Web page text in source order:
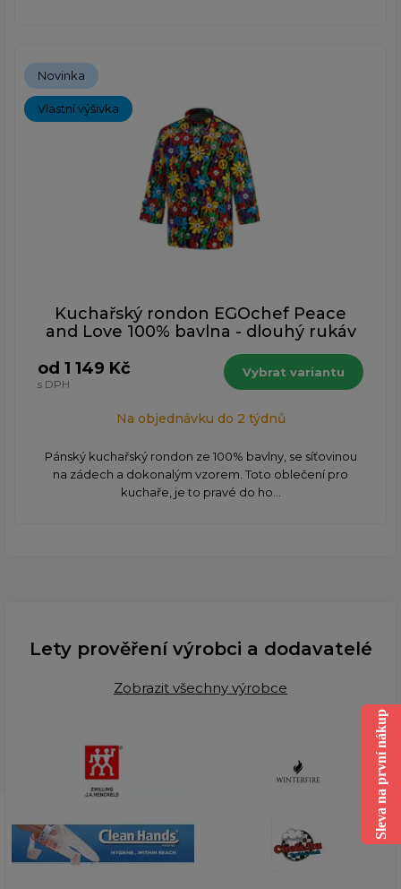
Novinka
Vlastní výšivka
Kuchařský rondon EGOchef Peace
and Love 100% bavlna - dlouhý rukáv
od 1 149 Kč
s DPH
Vybrat variantu
Na objednávku do 2 týdnů
Pánský kuchařský rondon ze 100% bavlny, se síťovinou
na zádech a dokonalým vzorem. Toto oblečení pro
kuchaře, je to pravé do ho...
Lety prověření výrobci a dodavatelé
Zobrazit všechny výrobce
Sleva na první nákup